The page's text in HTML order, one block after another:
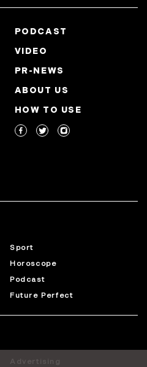
PODCAST
VIDEO
PR-NEWS
ABOUT US
HOW TO USE
Sport
Horoscope
Podcast
Future Perfect
Advertising